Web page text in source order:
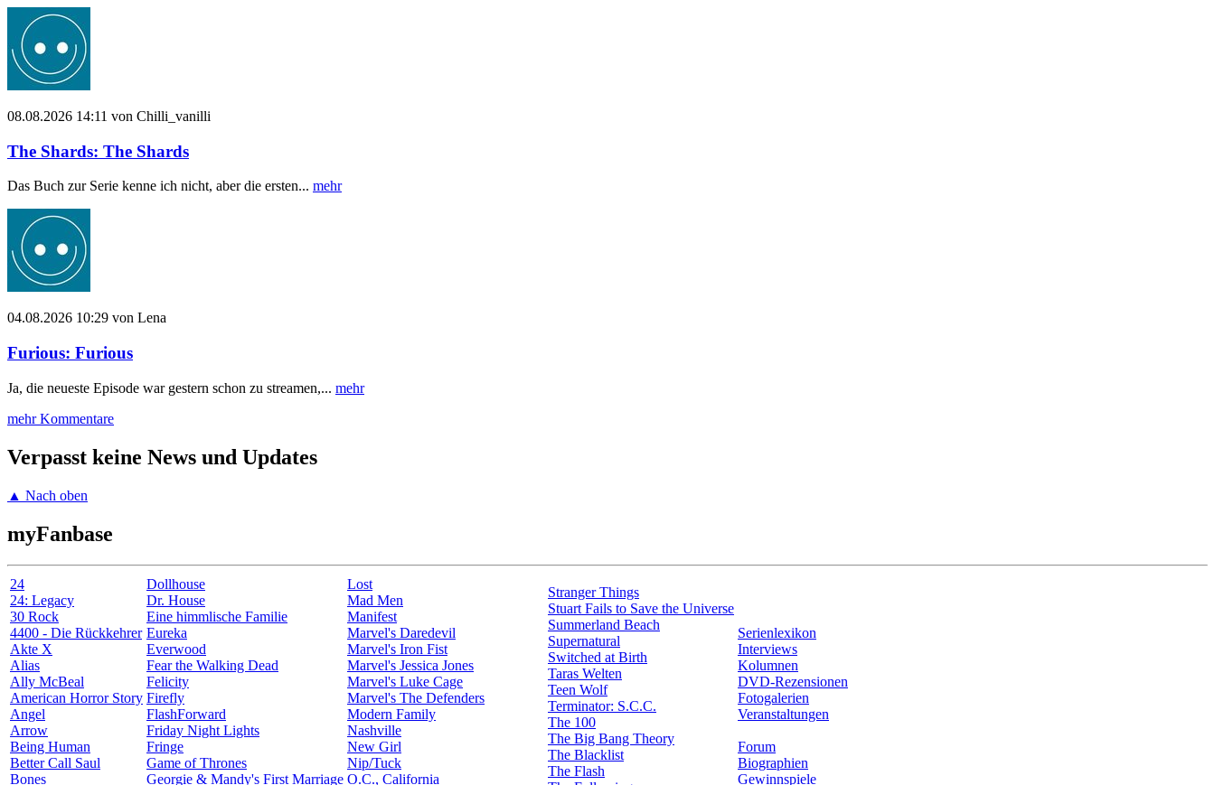
08.08.2026 14:11 von Chilli_vanilli
The Shards: The Shards
Das Buch zur Serie kenne ich nicht, aber die ersten... mehr
04.08.2026 10:29 von Lena
Furious: Furious
Ja, die neueste Episode war gestern schon zu streamen,... mehr
mehr Kommentare
Verpasst keine News und Updates
▲ Nach oben
myFanbase
24
24: Legacy
30 Rock
4400 - Die Rückkehrer
Akte X
Alias
Ally McBeal
American Horror Story
Angel
Arrow
Being Human
Better Call Saul
Bones
Dollhouse
Dr. House
Eine himmlische Familie
Eureka
Everwood
Fear the Walking Dead
Felicity
Firefly
FlashForward
Friday Night Lights
Fringe
Game of Thrones
Georgie & Mandy's First Marriage
Lost
Mad Men
Manifest
Marvel's Daredevil
Marvel's Iron Fist
Marvel's Jessica Jones
Marvel's Luke Cage
Marvel's The Defenders
Modern Family
Nashville
New Girl
Nip/Tuck
O.C., California
Stranger Things
Stuart Fails to Save the Universe
Summerland Beach
Supernatural
Switched at Birth
Taras Welten
Teen Wolf
Terminator: S.C.C.
The 100
The Big Bang Theory
The Blacklist
The Flash
Serienlexikon
Interviews
Kolumnen
DVD-Rezensionen
Fotogalerien
Veranstaltungen
Forum
Biographien
Gewinnspiele